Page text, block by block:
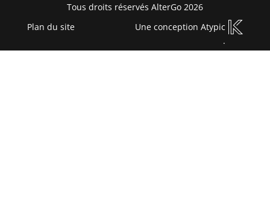
Tous droits réservés AlterGo 2026
Plan du site
Une conceptionAtypic
.